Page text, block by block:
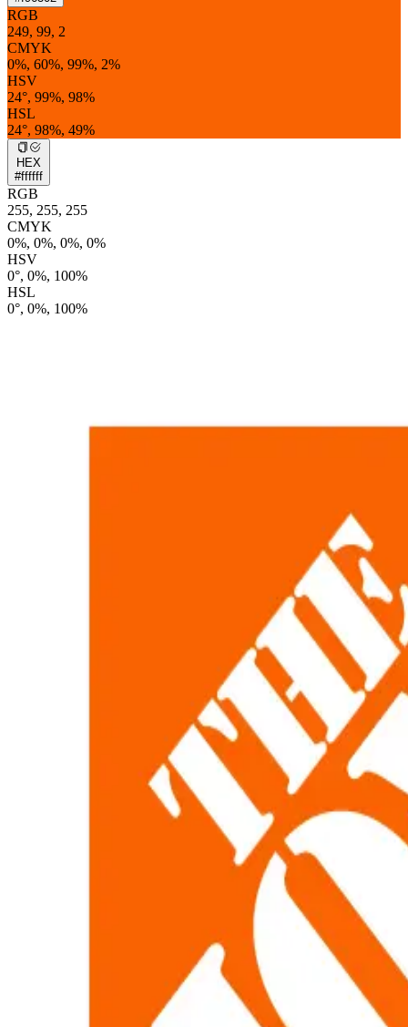
RGB
249, 99, 2
CMYK
0%, 60%, 99%, 2%
HSV
24°, 99%, 98%
HSL
24°, 98%, 49%
HEX
#ffffff
RGB
255, 255, 255
CMYK
0%, 0%, 0%, 0%
HSV
0°, 0%, 100%
HSL
0°, 0%, 100%